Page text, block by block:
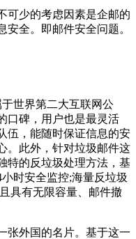
少的考虑因素是企邮的
全。即邮件安全问题。
世界第二大互联网公
口碑，用户也是最灵活
伍，能随时保证信息的安
。此外，针对垃圾邮件这
特的反垃圾处理方法，基
时安全监控;海量反垃圾
具有无限容量、邮件撤
外国的名片。基于这一